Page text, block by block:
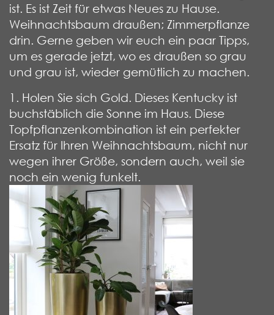
ist. Es ist Zeit für etwas Neues zu Hause.
Weihnachtsbaum draußen; Zimmerpflanze
drin. Gerne geben wir euch ein paar Tipps,
um es gerade jetzt, wo es draußen so grau
und grau ist, wieder gemütlich zu machen.
1. Holen Sie sich Gold. Dieses Kentucky ist
buchstäblich die Sonne im Haus. Diese
Topfpflanzenkombination ist ein perfekter
Ersatz für Ihren Weihnachtsbaum, nicht nur
wegen ihrer Größe, sondern auch, weil sie
noch ein wenig funkelt.